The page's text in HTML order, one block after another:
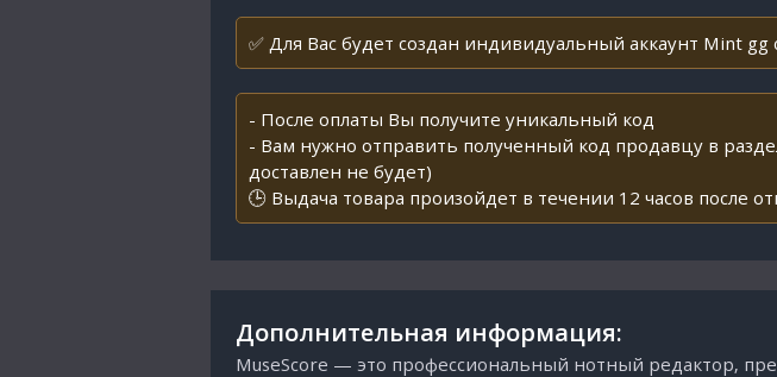
✅ Для Вас будет создан индивидуальный аккаунт Mint
- После оплаты Вы получите уникальный код
- Вам нужно отправить полученный код продавцу в
доставлен не будет)
🕒 Выдача товара произойдет в течении 12 часов после
Дополнительная информация:
MuseScore — это профессиональный нотный редактор,